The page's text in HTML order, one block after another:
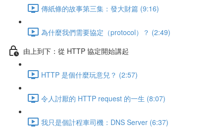
傳紙條的故事第三集：發大財篇 (9:16)
為什麼我們需要協定（protocol）？ (2:49)
由上到下：從 HTTP 協定開始講起
HTTP 是個什麼玩意兒？ (2:57)
令人討厭的 HTTP request 的一生 (8:07)
我只是個計程車司機：DNS Server (6:37)